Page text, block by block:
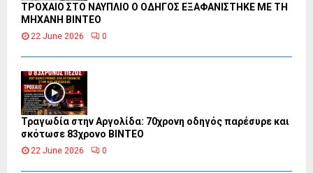
ΤΡΟΧΑΙΟ ΣΤΟ ΝΑΥΠΛΙΟ Ο ΟΔΗΓΟΣ ΕΞΑΦΑΝΙΣΤΗΚΕ ΜΕ ΤΗ
ΜΗΧΑΝΗ ΒΙΝΤΕΟ
22 June 2026 0
Τραγωδία στην Αργολίδα: 70χρονη οδηγός παρέσυρε και
σκότωσε 83χρονο ΒΙΝΤΕΟ
22 June 2026 0